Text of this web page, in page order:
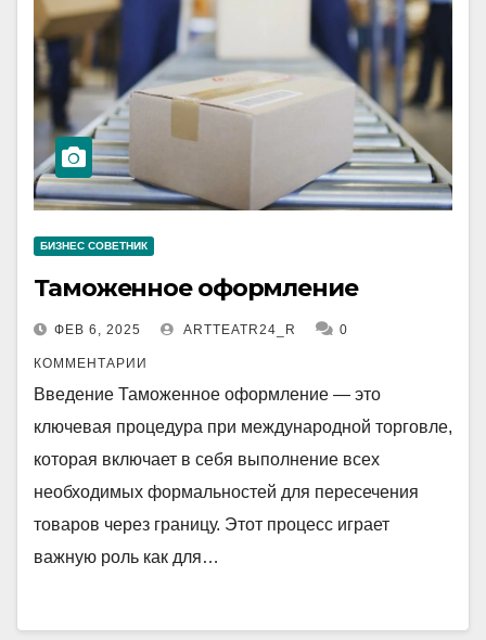
БИЗНЕС СОВЕТНИК
Таможенное оформление
ФЕВ 6, 2025 ARTTEATR24_R 0
КОММЕНТАРИИ
Введение Таможенное оформление — это
ключевая процедура при международной торговле,
которая включает в себя выполнение всех
необходимых формальностей для пересечения
товаров через границу. Этот процесс играет
важную роль как для…